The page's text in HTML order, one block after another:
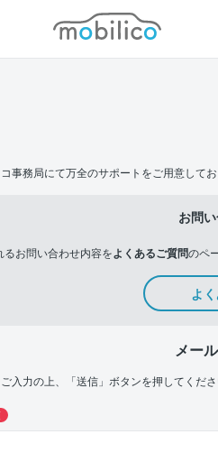
モビリコ
事務局にて万全のサポートをご用意してお
お問
お問い合わせ内容をよくあるご質問のペ
よ
メー
入力の上、「送信」ボタンを押してくださ